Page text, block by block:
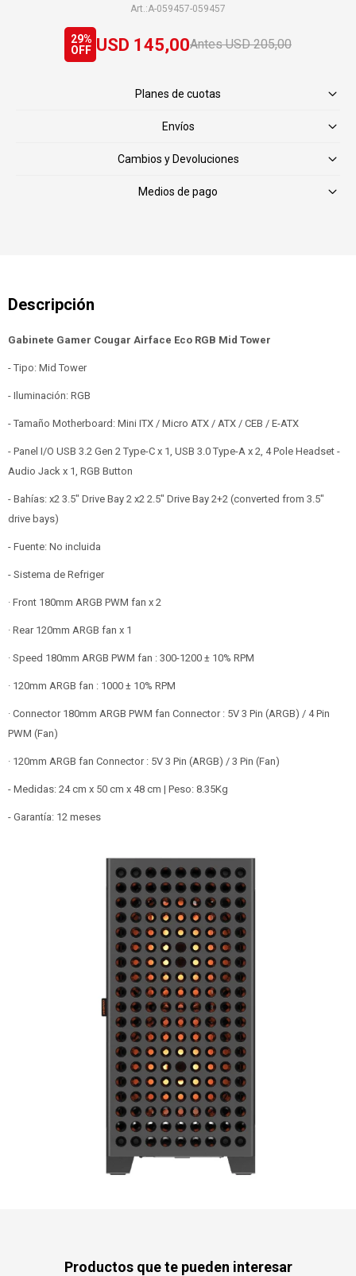
A-059457-059457
USD 145,00 USD 205,00
29
Planes de cuotas
Envíos
Cambios y Devoluciones
Medios de pago
Gabinete Gamer Cougar Airface Eco RGB Mid Tower
- Tipo: Mid Tower
- Iluminación: RGB
- Tamaño Motherboard: Mini ITX / Micro ATX / ATX / CEB / E-ATX
- Panel I/O USB 3.2 Gen 2 Type-C x 1, USB 3.0 Type-A x 2, 4 Pole Headset -
Audio Jack x 1, RGB Button
- Bahías: x2 3.5" Drive Bay 2 x2 2.5" Drive Bay 2+2 (converted from 3.5"
drive bays)
- Fuente: No incluida
- Sistema de Refriger
· Front 180mm ARGB PWM fan x 2
· Rear 120mm ARGB fan x 1
· Speed 180mm ARGB PWM fan : 300-1200 ± 10% RPM
· 120mm ARGB fan : 1000 ± 10% RPM
· Connector 180mm ARGB PWM fan Connector : 5V 3 Pin (ARGB) / 4 Pin
PWM (Fan)
· 120mm ARGB fan Connector : 5V 3 Pin (ARGB) / 3 Pin (Fan)
- Medidas: 24 cm x 50 cm x 48 cm | Peso: 8.35Kg
- Garantía: 12 meses
Productos que te pueden interesar